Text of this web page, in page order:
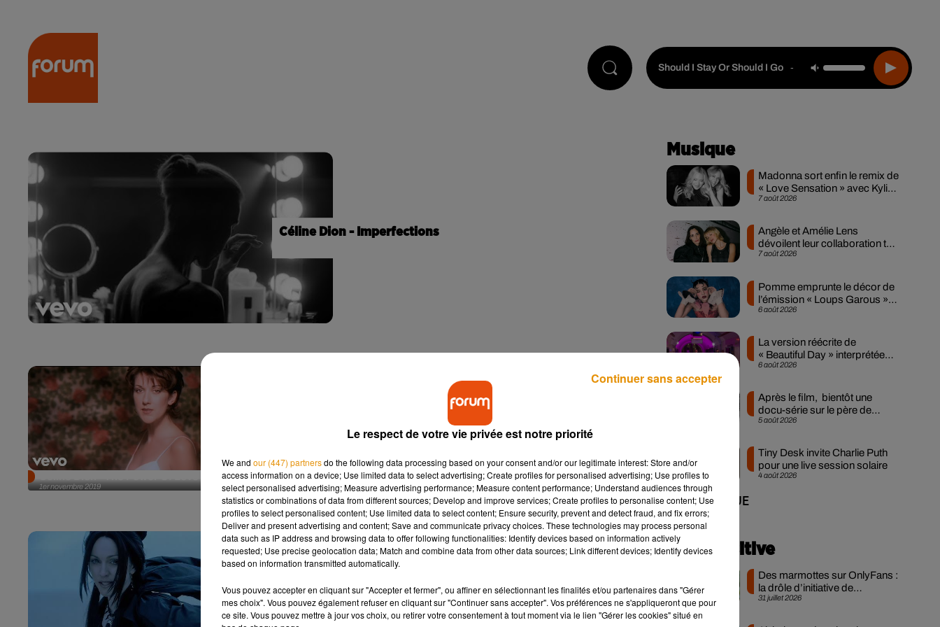
Should I Stay Or Should I Go - The Clash
Céline Dion - Imperfections
1er novembre 2019
4 octobre 2019
Jérémy Frerot - L'Homme
Nouveau
27 septembre 2019
Christophe Maé - Les Gens
Musique
7 août 2026
Madonna sort enfin le remix de
« Love Sensation » avec Kylie
Minogue
7 août 2026
Angèle et Amélie Lens
dévoilent leur collaboration tant
attendue
6 août 2026
Pomme emprunte le décor de
l’émission « Loups Garous »
pour son...
6 août 2026
La version réécrite de
« Beautiful Day » interprétée
lors des...
5 août 2026
Après le film, bientôt une
docu-série sur le père de
Michael Jackson
4 août 2026
Tiny Desk invite Charlie Puth
pour une live session solaire
+ DE MUSIQUE
Actu positive
31 juillet 2026
Des marmottes sur OnlyFans :
la drôle d’initiative de
chercheurs...
Le respect de votre vie privée est notre priorité
We and our (447) partnersdo the following data processing based on your consent and/or our legitimate interest: Store and/or
access information on a device; Use limited data to select advertising; Create profiles for personalised advertising; Use profiles to
select personalised advertising; Measure advertising performance; Measure content performance; Understand audiences through
statistics or combinations of data from different sources; Develop and improve services; Create profiles to personalise content; Use
profiles to select personalised content; Use limited data to select content; Ensure security, prevent and detect fraud, and fix errors;
Deliver and present advertising and content; Save and communicate privacy choices. These technologies may process personal
data such as IP address and browsing data to offer following functionalities: Identify devices based on information actively
requested; Use precise geolocation data; Match and combine data from other data sources; Link different devices; Identify devices
based on information transmitted automatically.
Vous pouvez accepter en cliquant sur "Accepter et fermer", ou affiner en sélectionnant les finalités et/ou partenaires dans "Gérer
mes choix". Vous pouvez également refuser en cliquant sur "Continuer sans accepter". Vos préférences ne s'appliqueront que pour
ce site. Vous pouvez mettre à jour vos choix, ou retirer votre consentement à tout moment via le lien "Gérer les cookies" situé en
Continuer sans accepter